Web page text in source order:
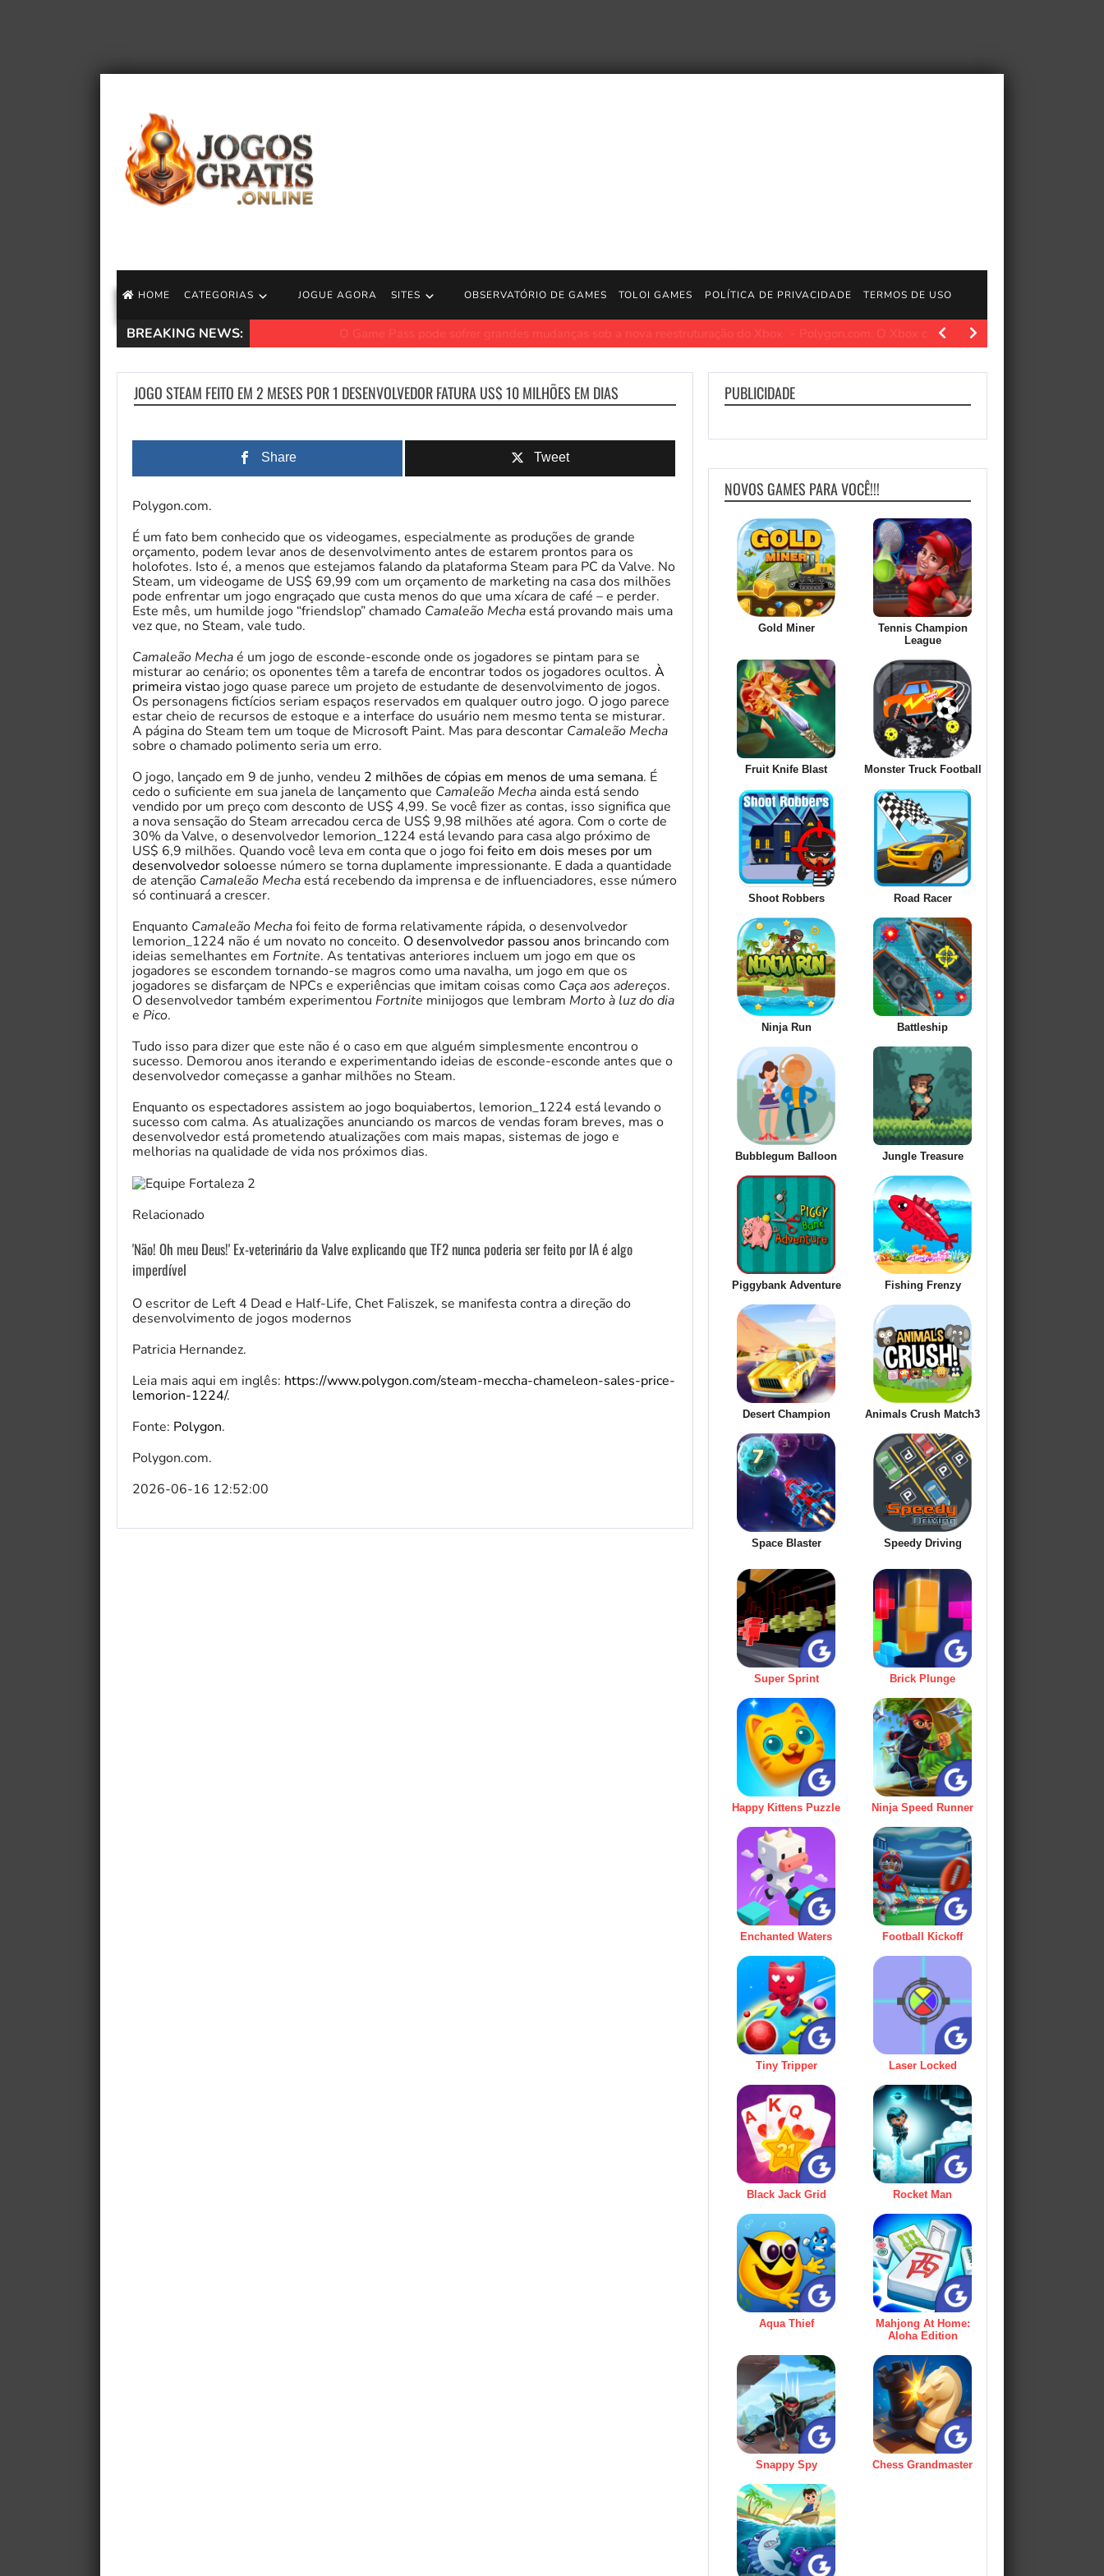
HOME CATEGORIAS JOGUE AGORA SITES OBSERVATÓRIO DE GAMES TOLOI GAMES POLÍTICA DE PRIVACIDADE TERMOS DE USO
BREAKING NEWS: O Game Pass pode sofrer grandes mudanças sob a nova reestruturação do Xbox Polygon.com. O Xbox como o conhecemos está prestes a…
JOGO STEAM FEITO EM 2 MESES POR 1 DESENVOLVEDOR FATURA US$ 10 MILHÕES EM DIAS
Share Tweet
Polygon.com.
É um fato bem conhecido que os videogames, especialmente as produções de grande
orçamento, podem levar anos de desenvolvimento antes de estarem prontos para os
holofotes. Isto é, a menos que estejamos falando da plataforma Steam para PC da Valve. No
Steam, um videogame de US$ 69,99 com um orçamento de marketing na casa dos milhões
pode enfrentar um jogo engraçado que custa menos do que uma xícara de café – e perder.
Este mês, um humilde jogo “friendslop” chamado Camaleão Mechaestá provando mais uma
vez que, no Steam, vale tudo.
Camaleão Mechaé um jogo de esconde-esconde onde os jogadores se pintam para se
misturar ao cenário; os oponentes têm a tarefa de encontrar todos os jogadores ocultos. À
primeira vistao jogo quase parece um projeto de estudante de desenvolvimento de jogos.
Os personagens fictícios seriam espaços reservados em qualquer outro jogo. O jogo parece
estar cheio de recursos de estoque e a interface do usuário nem mesmo tenta se misturar.
A página do Steam tem um toque de Microsoft Paint. Mas para descontar Camaleão Mecha
sobre o chamado polimento seria um erro.
O jogo, lançado em 9 de junho, vendeu 2 milhões de cópias em menos de uma semana. É
cedo o suficiente em sua janela de lançamento que Camaleão Mecha ainda está sendo
vendido por um preço com desconto de US$ 4,99. Se você fizer as contas, isso significa que
a nova sensação do Steam arrecadou cerca de US$ 9,98 milhões até agora. Com o corte de
30% da Valve, o desenvolvedor lemorion_1224 está levando para casa algo próximo de
US$ 6,9 milhões. Quando você leva em conta que o jogo foi feito em dois meses por um
desenvolvedor soloesse número se torna duplamente impressionante. E dada a quantidade
de atenção Camaleão Mechaestá recebendo da imprensa e de influenciadores, esse número
só continuará a crescer.
Enquanto Camaleão Mechafoi feito de forma relativamente rápida, o desenvolvedor
lemorion_1224 não é um novato no conceito. O desenvolvedor passou anos brincando com
ideias semelhantes em Fortnite. As tentativas anteriores incluem um jogo em que os
jogadores se escondem tornando-se magros como uma navalha, um jogo em que os
jogadores se disfarçam de NPCs e experiências que imitam coisas como Caça aos adereços.
O desenvolvedor também experimentou Fortnite minijogos que lembram Morto à luz do dia
e Pico.
Tudo isso para dizer que este não é o caso em que alguém simplesmente encontrou o
sucesso. Demorou anos iterando e experimentando ideias de esconde-esconde antes que o
desenvolvedor começasse a ganhar milhões no Steam.
Enquanto os espectadores assistem ao jogo boquiabertos, lemorion_1224 está levando o
sucesso com calma. As atualizações anunciando os marcos de vendas foram breves, mas o
desenvolvedor está prometendo atualizações com mais mapas, sistemas de jogo e
melhorias na qualidade de vida nos próximos dias.
Relacionado
'Não! Oh meu Deus!' Ex-veterinário da Valve explicando que TF2 nunca poderia ser feito por IA é algo
imperdível
O escritor de Left 4 Dead e Half-Life, Chet Faliszek, se manifesta contra a direção do
desenvolvimento de jogos modernos
Patricia Hernandez.
Leia mais aqui em inglês: https://www.polygon.com/steam-meccha-chameleon-sales-price-
lemorion-1224/.
Fonte: Polygon.
Polygon.com.
2026-06-16 12:52:00
PUBLICIDADE
NOVOS GAMES PARA VOCÊ!!!
Gold Miner
Tennis Champion
League
Fruit Knife Blast Monster Truck Football
Shoot Robbers Road Racer
Ninja Run Battleship
Bubblegum Balloon Jungle Treasure
Piggybank Adventure Fishing Frenzy
Desert Champion Animals Crush Match3
Space Blaster Speedy Driving
Super Sprint Brick Plunge
Happy Kittens Puzzle Ninja Speed Runner
Enchanted Waters Football Kickoff
Tiny Tripper Laser Locked
Black Jack Grid Rocket Man
Aqua Thief
Mahjong At Home:
Aloha Edition
Snappy Spy Chess Grandmaster